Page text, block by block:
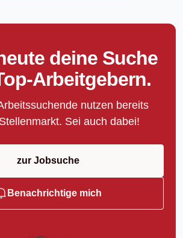
deine Suche
Arbeitgebern.
nutzen bereits
Sei auch dabei!
zur Jobsuche
Benachrichtige mich